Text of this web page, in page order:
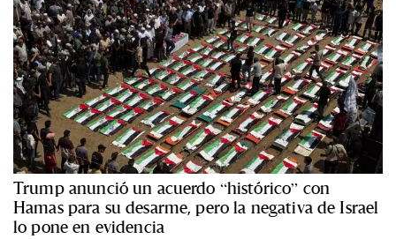
Trump anunció un acuerdo “histórico” con
Hamas para su desarme, pero la negativa de Israel
lo pone en evidencia